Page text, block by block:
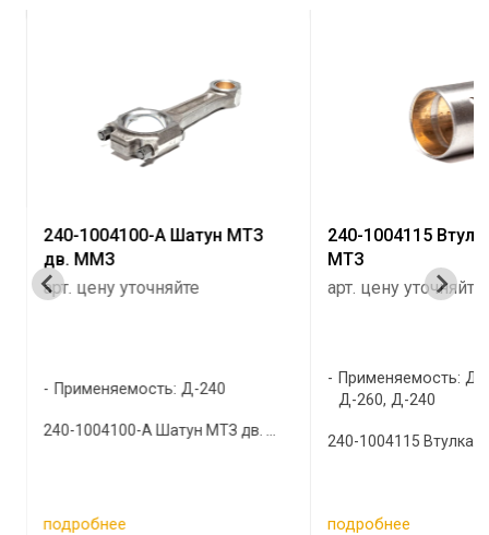
240-1004100-А Шатун МТЗ
дв. ММЗ
арт. цену уточняйте
Применяемость: Д-240
240-1004100-А Шатун МТЗ дв. ...
подробнее
240-1004115
МТЗ
арт. цену уточняйте
Применяемость: Д-
Д-260, Д-240
240-1004115 Втулка
подробнее